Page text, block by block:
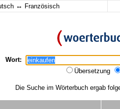
↔ Französisch
Wort:
Übersetzung
Die Suche im Wörterbuch ergab